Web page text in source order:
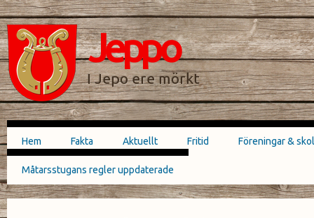
Hoppa till
huvudinnehåll
Skip to
navigation
Jeppo
I Jepo ere mörkt
SÖKFORMULÄR
Huvudmeny
Hem Fakta Aktuellt Fritid Föreningar &
Måtarsstugans regler uppdaterade